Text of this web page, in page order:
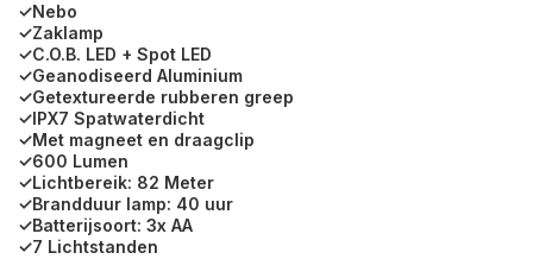
✓Nebo
✓Zaklamp
✓C.O.B. LED + Spot LED
✓Geanodiseerd Aluminium
✓Getextureerde rubberen greep
✓IPX7 Spatwaterdicht
✓Met magneet en draagclip
✓600 Lumen
✓Lichtbereik: 82 Meter
✓Brandduur lamp: 40 uur
✓Batterijsoort: 3x AA
✓7 Lichtstanden